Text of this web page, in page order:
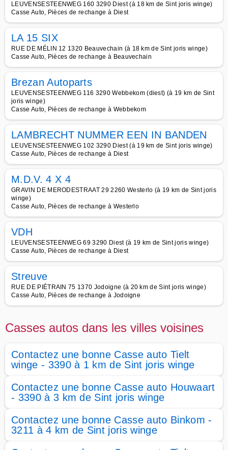
LEUVENSESTEENWEG 160 3290 Diest (à 18 km de Sint joris winge)
Casse Auto, Pièces de rechange à Diest
LA 15 SIX
RUE DE MÉLIN 12 1320 Beauvechain (à 18 km de Sint joris winge)
Casse Auto, Pièces de rechange à Beauvechain
Brezan Autoparts
LEUVENSESTEENWEG 116 3290 Webbekom (diest) (à 19 km de Sint
joris winge)
Casse Auto, Pièces de rechange à Webbekom
LAMBRECHT NUMMER EEN IN BANDEN
LEUVENSESTEENWEG 102 3290 Diest (à 19 km de Sint joris winge)
Casse Auto, Pièces de rechange à Diest
M.D.V. 4 X 4
GRAVIN DE MERODESTRAAT 29 2260 Westerlo (à 19 km de Sint joris
winge)
Casse Auto, Pièces de rechange à Westerlo
VDH
LEUVENSESTEENWEG 69 3290 Diest (à 19 km de Sint joris winge)
Casse Auto, Pièces de rechange à Diest
Streuve
RUE DE PIÉTRAIN 75 1370 Jodoigne (à 20 km de Sint joris winge)
Casse Auto, Pièces de rechange à Jodoigne
Casses autos dans les villes voisines
Contactez une bonne Casse auto Tielt
winge - 3390 à 1 km de Sint joris winge
Contactez une bonne Casse auto Houwaart
- 3390 à 3 km de Sint joris winge
Contactez une bonne Casse auto Binkom -
3211 à 4 km de Sint joris winge